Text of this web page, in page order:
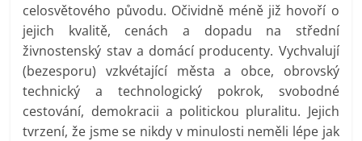
celosvětového původu. Očividně méně již hovoří o
jejich kvalitě, cenách a dopadu na střední
živnostenský stav a domácí producenty. Vychvalují
(bezesporu) vzkvétající města a obce, obrovský
technický a technologický pokrok, svobodné
cestování, demokracii a politickou pluralitu. Jejich
tvrzení, že jsme se nikdy v minulosti neměli lépe jak